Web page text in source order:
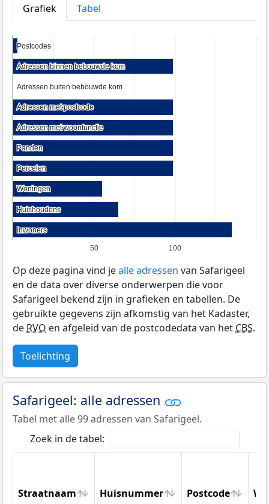
Grafiek
Tabel
50 100
Postcodes
Postcodes
Adressen binnen bebouwde kom
Adressen binnen bebouwde kom
Adressen buiten bebouwde kom
Adressen buiten bebouwde kom
Adressen met postcode
Adressen met postcode
Adressen met woonfunctie
Adressen met woonfunctie
Panden
Panden
Percelen
Percelen
Woningen
Woningen
Huishoudens
Huishoudens
Inwoners
Inwoners
Op deze pagina vind jealle adressen van Safarigeel
en de data over diverse onderwerpen die voor
Safarigeel bekend zijn in grafieken en tabellen. De
gebruikte gegevens zijn afkomstig van het Kadaster,
deRVO en afgeleid van de postcodedata van hetCBS.
Toelichting
Safarigeel: alle adressen
Tabel met alle 99 adressen van Safarigeel.
Zoek in de tabel:
Straatnaam Huisnummer Postcode